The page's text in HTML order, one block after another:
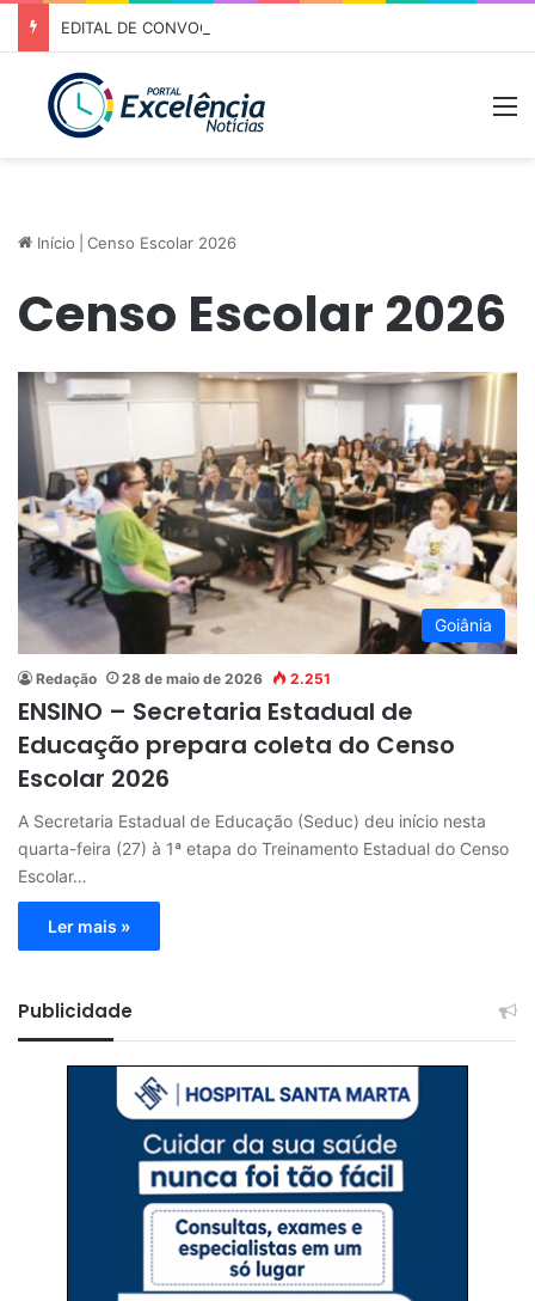
Início Censo Escolar 2026
Censo Escolar 2026
Goiânia
Redação 28 de maio de 2026 2.251
ENSINO – Secretaria Estadual de
Educação prepara coleta do Censo
Escolar 2026
A Secretaria Estadual de Educação (Seduc) deu início nesta
quarta-feira (27) à 1ª etapa do Treinamento Estadual do Censo
Escolar…
Ler mais »
Publicidade